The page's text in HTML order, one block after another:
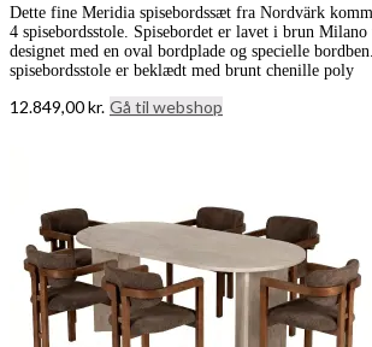
Dette fine Meridia spisebordssæt fra Nordvärk
4 spisebordsstole. Spisebordet er lavet i brun
designet med en oval bordplade og specielle
spisebordsstole er beklædt med brunt chenille poly
12.849,00kr. Gå til webshop